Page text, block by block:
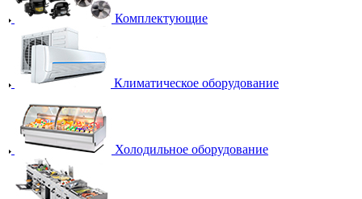
Комплектующие
Климатическое оборудование
Холодильное оборудование